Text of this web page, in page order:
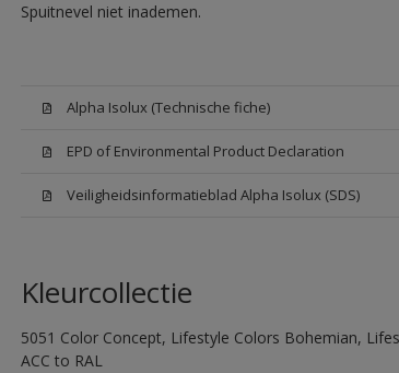
Spuitnevel niet inademen.
Alpha Isolux (Technische fiche)
EPD of Environmental Product Declaration
Veiligheidsinformatieblad Alpha Isolux (SDS)
Kleurcollectie
5051 Color Concept, Lifestyle Colors Bohemian,
ACC to RAL